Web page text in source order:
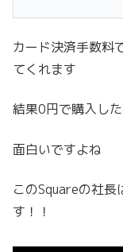
カード決済手数料
てくれます
結果0円で購入し
面白いですよね
このSquareの社
す！！